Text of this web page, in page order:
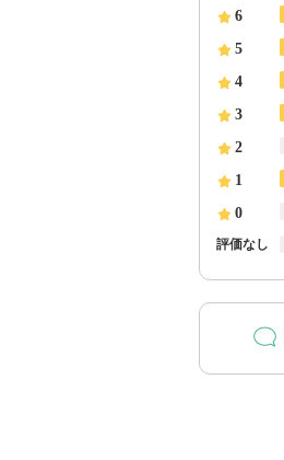
6
5
4
3
2
1
0
評価なし